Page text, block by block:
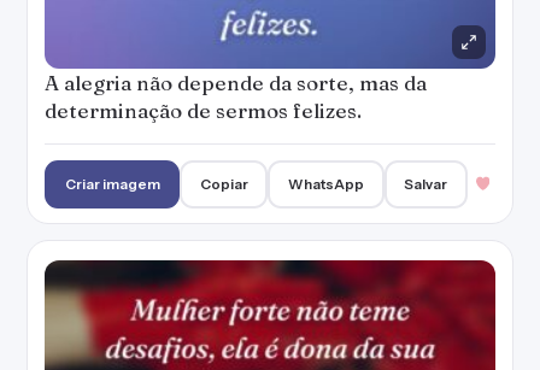
A alegria não depende da sorte, mas da
determinação de sermos felizes.
Criar imagem Copiar WhatsApp Salvar